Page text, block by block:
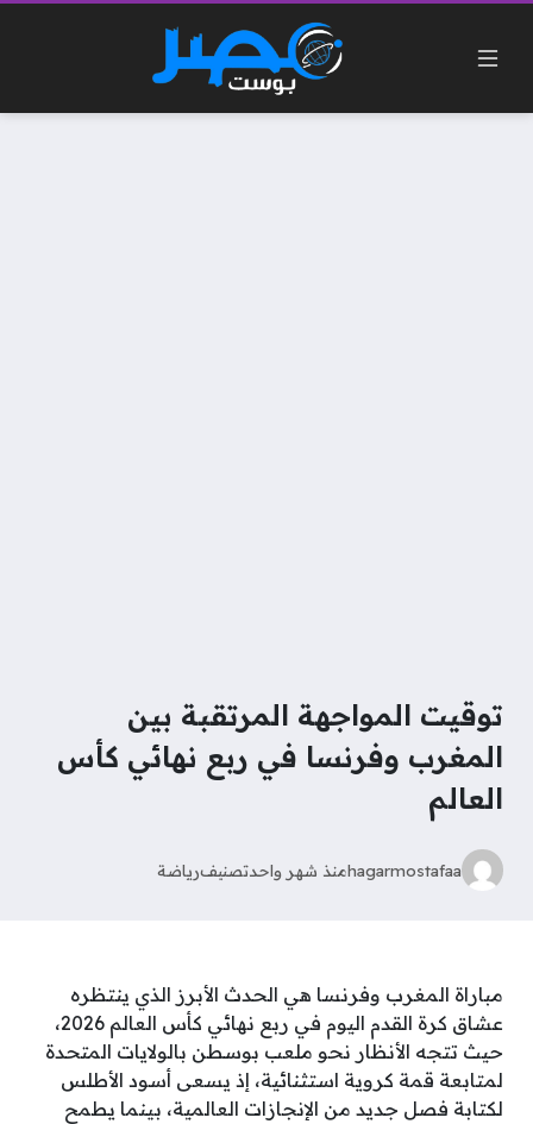
توقيت المواجهة المرتقبة بين
المغرب وفرنسا في ربع نهائي كأس
العالم
hagarmostafaaمنذ شهر واحدتصنيفرياضة
مباراة المغرب وفرنسا هي الحدث الأبرز الذي ينتظره
عشاق كرة القدم اليوم في ربع نهائي كأس العالم 2026،
حيث تتجه الأنظار نحو ملعب بوسطن بالولايات المتحدة
لمتابعة قمة كروية استثنائية، إذ يسعى أسود الأطلس
لكتابة فصل جديد من الإنجازات العالمية، بينما يطمح